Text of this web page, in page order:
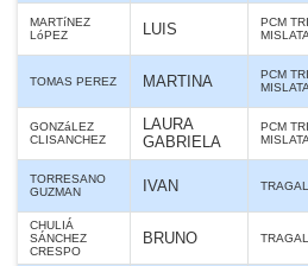
MARTíNEZ
LóPEZ
LUIS
PCM
TOMAS PEREZ MARTINA
PCM
GONZáLEZ
CLISANCHEZ
LAURA
GABRIELA
PCM
TORRESANO
GUZMAN
IVAN
CHULIÁ
SÁNCHEZ
CRESPO
BRUNO